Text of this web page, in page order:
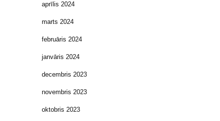
aprīlis 2024
marts 2024
februāris 2024
janvāris 2024
decembris 2023
novembris 2023
oktobris 2023